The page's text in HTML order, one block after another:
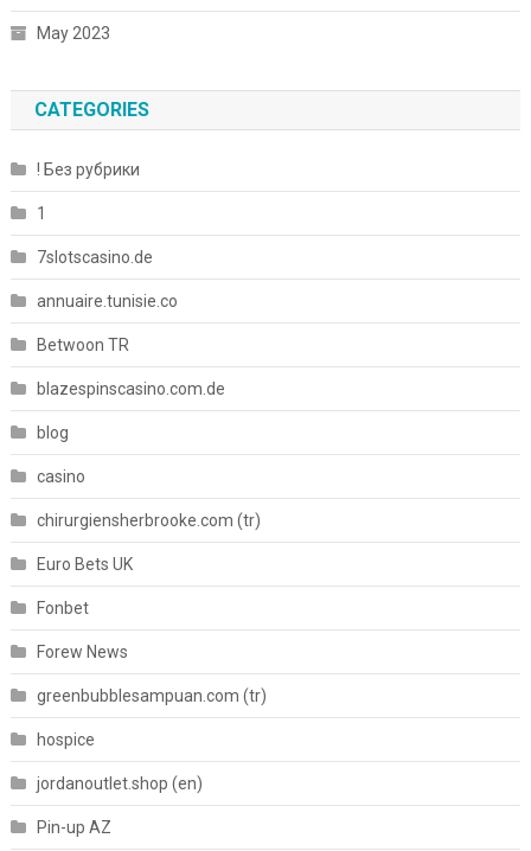
May 2023
CATEGORIES
! Без рубрики
1
7slotscasino.de
annuaire.tunisie.co
Betwoon TR
blazespinscasino.com.de
blog
casino
chirurgiensherbrooke.com (tr)
Euro Bets UK
Fonbet
Forew News
greenbubblesampuan.com (tr)
hospice
jordanoutlet.shop (en)
Pin-up AZ